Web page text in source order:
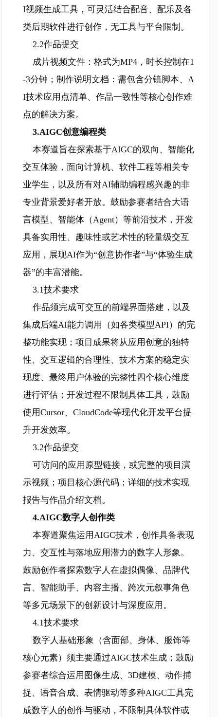
I视频生成工具，可灵活结合配音、配乐及各
类后期软件进行创作，无工具与平台限制。
2.2作品提交
成片视频文件：格式为MP4，时长控制在1
-3分钟；制作说明文档：需包含分镜脚本、A
I技术应用点清单、作品一致性等核心创作难
点的解决方案。
3.AIGC创意编程类
本赛道旨在探索基于AIGC的双向、智能化
交互体验，面向计算机、软件工程等相关专
业学生，以及所有对AI辅助编程感兴趣的非
专业背景爱好者开放。鼓励参赛者结合大语
言模型、智能体（Agent）等前沿技术，开发
具备实用性、趣味性或艺术性的轻量级交互
应用，展现AI作为“创意协作者”与“体验生成
器”的丰富潜能。
3.1技术要求
作品须完成可交互的前端界面搭建，以及
集成后端AI能力调用（如各类模型API）的完
整功能实现；项目成果将从应用创意的独特
性、交互逻辑的合理性、技术方案的稳定实
现度、最终用户体验的完整性四个核心维度
进行评估；开发过程不限制具体工具，鼓励
使用Cursor、CloudCode等现代化开发平台提
升开发效率。
3.2作品提交
可访问的应用原型链接，或完整的项目演
示视频；项目核心源代码；详细的技术实现
报告与作品介绍文档。
4.AIGC数字人创作类
本赛道聚焦运用AIGC技术，创作具备表现
力、交互性与落地应用潜力的数字人形象。
鼓励创作者探索数字人在虚拟偶像、品牌代
言、智能助手、内容主播、跨次元叙事角色
等多元场景下的创新设计与深度应用。
4.1技术要求
数字人基础形象（含面部、身体、服饰等
核心元素）须主要通过AIGC技术生成；鼓励
参赛者综合运用图像生成、3D建模、动作捕
捉、语音合成、表情驱动等多种AIGC工具完
成数字人的创作与驱动，不限制具体软件或